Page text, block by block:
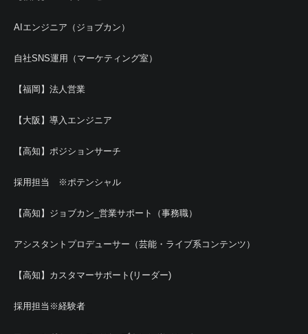
AIエンジニア（ジョブカン）
自社SNS運用（マーケティング室）
【福岡】法人営業
【大阪】導入エンジニア
【高知】ポジションサーチ
採用担当 ※ポテンシャル
【高知】ジョブカン_営業サポート（事務職）
アシスタントプロデューサー（芸能・ライブ系コンテンツ）
【高知】カスタマーサポート(リーダー)
採用担当※経験者